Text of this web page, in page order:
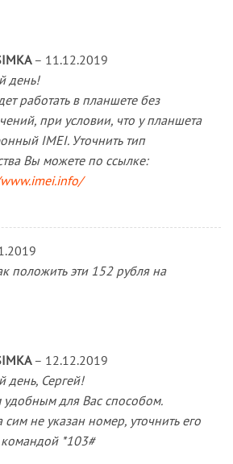
– 11.12.2019
день!
работать в планшете без
при условии, что у планшета
IMEI. Уточнить тип
Вы можете по ссылке:
положить эти 152 рубля на
– 12.12.2019
день, Сергей!
для Вас способом.
сим не указан номер, уточнить его
*103#